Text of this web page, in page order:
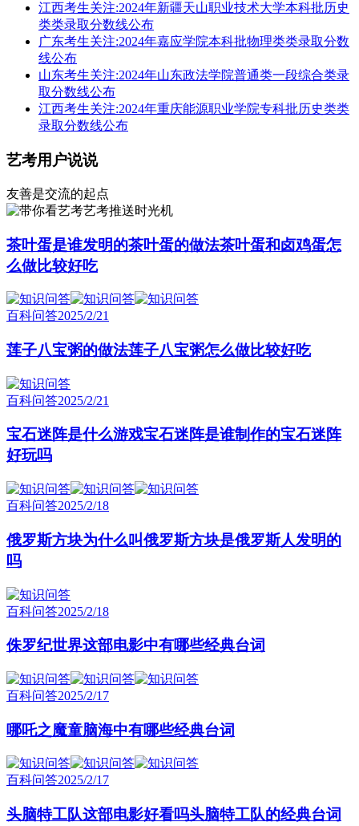
江西考生关注:2024年新疆天山职业技术大学本科批历史
类类录取分数线公布
广东考生关注:2024年嘉应学院本科批物理类类录取分数
线公布
山东考生关注:2024年山东政法学院普通类一段综合类录
取分数线公布
江西考生关注:2024年重庆能源职业学院专科批历史类类
录取分数线公布
艺考用户说说
友善是交流的起点
艺考推送时光机
茶叶蛋是谁发明的茶叶蛋的做法茶叶蛋和卤鸡蛋怎
么做比较好吃
百科问答2025/2/21
莲子八宝粥的做法莲子八宝粥怎么做比较好吃
百科问答2025/2/21
宝石迷阵是什么游戏宝石迷阵是谁制作的宝石迷阵
好玩吗
百科问答2025/2/18
俄罗斯方块为什么叫俄罗斯方块是俄罗斯人发明的
吗
百科问答2025/2/18
侏罗纪世界这部电影中有哪些经典台词
百科问答2025/2/17
哪吒之魔童脑海中有哪些经典台词
百科问答2025/2/17
头脑特工队这部电影好看吗头脑特工队的经典台词